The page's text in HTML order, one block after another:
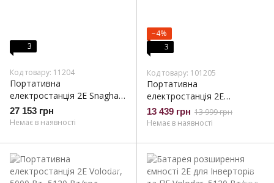
3
Код товару: 11204
Портативна
електростанція 2Е Snagha
2, 1200 Вт, 1050 Вт/год,
швидка зарядка (2E-
27 153 грн
Немає в наявності
−4%
3
Код товару: 101205
Портативна
електростанція 2Е
Dzherelo, 600 Вт, 560 Вт/
год, швидка зарядка (2E-
13 439 грн 13 999 грн
Немає в наявності